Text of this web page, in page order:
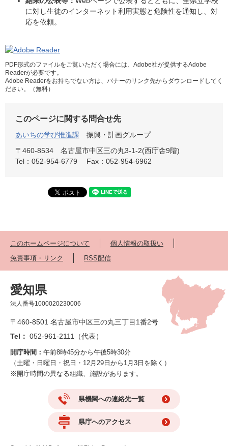
に対し生徒のインターネット利用実態と危険性を通知し、対
応を依頼。
PDF形式のファイルをご覧いただく場合には、Adobe社が提供するAdobe
Readerが必要です。
Adobe Readerをお持ちでない方は、バナーのリンク先からダウンロードしてく
ださい。（無料）
このページに関する問合せ先
あいちの学び推進課
振興・計画グループ
〒460-8534
名古屋市中区三の丸3-1-2(西庁舎9階)
Tel：052-954-6779
Fax：052-954-6962
このホームページについて
個人情報の取扱い
免責事項・リンク
RSS配信
愛知県
法人番号1000020230006
〒460-8501 名古屋市中区三の丸三丁目1番2号
Tel： 052-961-2111（代表）
開庁時間： 午前8時45分から午後5時30分
（土曜・日曜日・祝日・12月29日から1月3日を除く）
※開庁時間の異なる組織、施設があります。
県機関への連絡先一覧
県庁へのアクセス